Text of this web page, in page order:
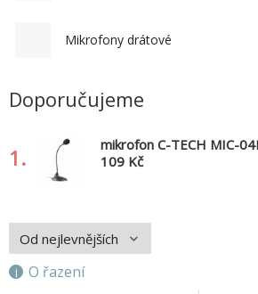
Mikrofony drátové
Doporučujeme
1.
mikrofon C-TECH MIC-
jack, 1,8m
109 Kč
O řazení